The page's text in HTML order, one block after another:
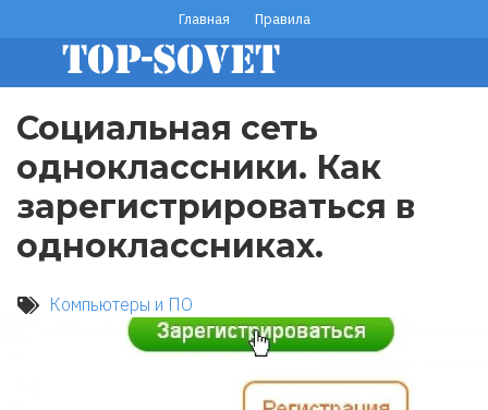
основному
содержанию
footer
menu
Главная Правила
Социальная сеть
одноклассники. Как
зарегистрироваться в
одноклассниках.
Компьютеры и ПО